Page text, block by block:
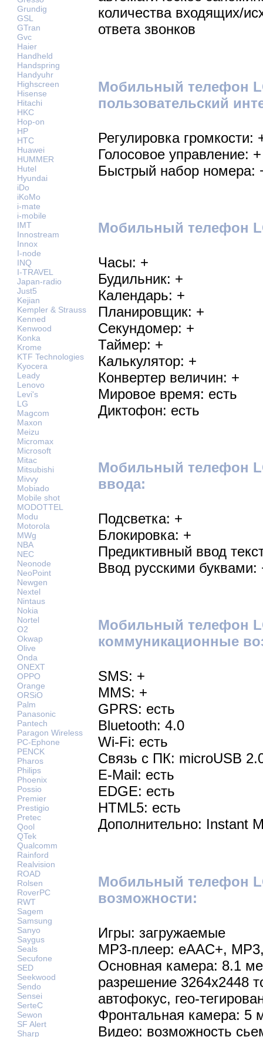
Grundig
GSL
GTran
Gvc
Haier
Handheld
Handspring
Handyuhr
Highscreen
Hisense
Hitachi
HKC
Hop-on
HP
HTC
Huawei
HUMMER
Hutel
Hyundai
iDo
iKoMo
i-mate
i-mobile
IMT
Innostream
Innox
I-node
INQ
I-TRAVEL
Japan-radio
Just5
Kejian
Kempler & Strauss
Kenned
Kenwood
Konka
Krome
KTF Technologies
Kyocera
Leady
Lenovo
Levi's
LG
Magcom
Maxon
Meizu
Micromax
Microsoft
Mitac
Mitsubishi
Mivvy
Mobiado
Mobile shot
MODOTTEL
Modu
Motorola
MWg
NBA
NEC
Neonode
NeoPoint
Newgen
Nextel
Nintaus
Nokia
Nortel
O2
Okwap
Olive
Onda
ONEXT
OPPO
Orange
ORSiO
Palm
Panasonic
Pantech
Paragon Wireless
PC-Ephone
PENCK
Pharos
Philips
Phoenix
Possio
Premier
Prestigio
Pretec
Qool
QTek
Qualcomm
Rainford
Realvision
ROAD
Rolsen
RoverPC
RWT
Sagem
Samsung
Sanyo
Saygus
Seals
Secufone
SED
Seekwood
Sendo
Sensei
SerteC
Sewon
SF Alert
Sharp
количества входящих/
ответа звонков
Мобильный телефон
пользовательский
Регулировка громкости:
Голосовое управление: +
Быстрый набор номера:
Мобильный телефон
Часы: +
Будильник: +
Календарь: +
Планировщик: +
Секундомер: +
Таймер: +
Калькулятор: +
Конвертер величин: +
Мировое время: есть
Диктофон: есть
Мобильный телефон
ввода:
Подсветка: +
Блокировка: +
Предиктивный ввод
Ввод русскими буквами:
Мобильный телефон
коммуникационные
SMS: +
MMS: +
GPRS: есть
Bluetooth: 4.0
Wi-Fi: есть
Связь с ПК: microUSB
E-Mail: есть
EDGE: есть
HTML5: есть
Дополнительно: Instant
Мобильный телефон
возможности:
Игры: загружаемые
MP3-плеер: eAAC+,
Основная камера: 8.1
разрешение 3264x2448
автофокус, гео-
Фронтальная камера: 5
Видео: возможность